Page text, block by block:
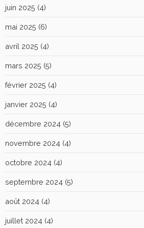
juin 2025 (4)
mai 2025 (6)
avril 2025 (4)
mars 2025 (5)
février 2025 (4)
janvier 2025 (4)
décembre 2024 (5)
novembre 2024 (4)
octobre 2024 (4)
septembre 2024 (5)
août 2024 (4)
juillet 2024 (4)